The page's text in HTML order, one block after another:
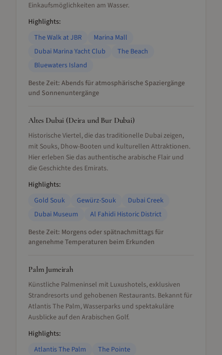
Einkaufsmöglichkeiten am Wasser.
Highlights:
The Walk at JBR
Marina Mall
Dubai Marina Yacht Club
The Beach
Bluewaters Island
Beste Zeit: Abends für atmosphärische Spaziergänge
und Sonnenuntergänge
Altes Dubai (Deira und Bur Dubai)
Historische Viertel, die das traditionelle Dubai zeigen,
mit Souks, Dhow-Booten und kulturellen Attraktionen.
Hier erleben Sie das authentische arabische Flair und
die Geschichte des Emirats.
Highlights:
Gold Souk
Gewürz-Souk
Dubai Creek
Dubai Museum
Al Fahidi Historic District
Beste Zeit: Morgens oder spätnachmittags für
angenehme Temperaturen beim Erkunden
Palm Jumeirah
Künstliche Palmeninsel mit Luxushotels, exklusiven
Strandresorts und gehobenen Restaurants. Bekannt für
Atlantis The Palm, Wasserparks und spektakuläre
Ausblicke auf den Arabischen Golf.
Highlights:
Atlantis The Palm
The Pointe